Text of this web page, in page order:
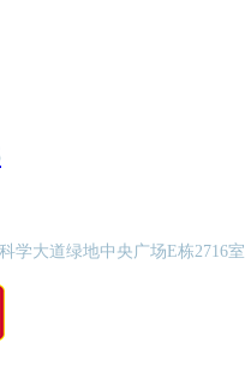
学大道绿地中央广场E栋2716室